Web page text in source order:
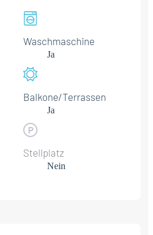
Waschmaschine
Ja
Balkone/Terrassen
Ja
Stellplatz
Nein